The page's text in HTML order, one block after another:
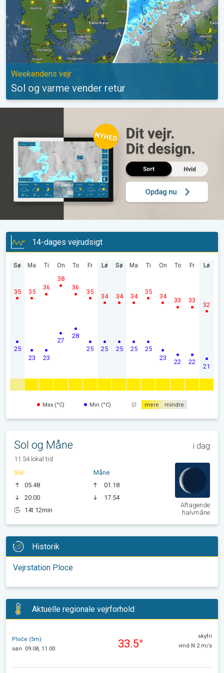
Weekendens vejr
Sol og varme vender retur
14-dages vejrudsigt
Sø
25
35
Ma
23
35
Ti
23
36
On
27
38
To
28
36
Fr
25
35
Lø
25
34
Sø
25
34
Ma
25
34
Ti
25
35
On
23
34
To
22
33
Fr
22
33
Lø
21
32
Max (°C) Min (°C) mere mindre
Sol og Måne i dag
11.54 lokal tid
Sol
05.48
20.00
14t 12min
Måne
01.18
17.54
Aftagende
halvmåne
Historik
Vejrstation Ploce
Aktuelle regionale vejrforhold
Ploče (5m)
søn. 09.08, 11.00
33.5°
skyfri
vind N 2 m/s